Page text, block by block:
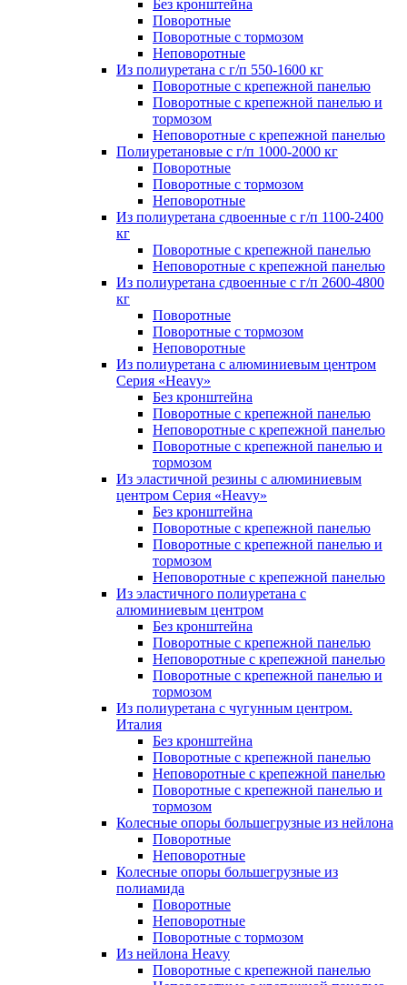
Без кронштейна
Поворотные
Поворотные с тормозом
Неповоротные
Из полиуретана с г/п 550-1600 кг
Поворотные с крепежной панелью
Поворотные с крепежной панелью и
тормозом
Неповоротные с крепежной панелью
Полиуретановые с г/п 1000-2000 кг
Поворотные
Поворотные с тормозом
Неповоротные
Из полиуретана сдвоенные с г/п 1100-2400
кг
Поворотные с крепежной панелью
Неповоротные с крепежной панелью
Из полиуретана сдвоенные с г/п 2600-4800
кг
Поворотные
Поворотные с тормозом
Неповоротные
Из полиуретана с алюминиевым центром
Серия «Heavy»
Без кронштейна
Поворотные с крепежной панелью
Неповоротные с крепежной панелью
Поворотные с крепежной панелью и
тормозом
Из эластичной резины с алюминиевым
центром Серия «Heavy»
Без кронштейна
Поворотные с крепежной панелью
Поворотные с крепежной панелью и
тормозом
Неповоротные с крепежной панелью
Из эластичного полиуретана с
алюминиевым центром
Без кронштейна
Поворотные с крепежной панелью
Неповоротные с крепежной панелью
Поворотные с крепежной панелью и
тормозом
Из полиуретана с чугунным центром.
Италия
Без кронштейна
Поворотные с крепежной панелью
Неповоротные с крепежной панелью
Поворотные с крепежной панелью и
тормозом
Колесные опоры большегрузные из нейлона
Поворотные
Неповоротные
Колесные опоры большегрузные из
полиамида
Поворотные
Неповоротные
Поворотные с тормозом
Из нейлона Heavy
Поворотные с крепежной панелью